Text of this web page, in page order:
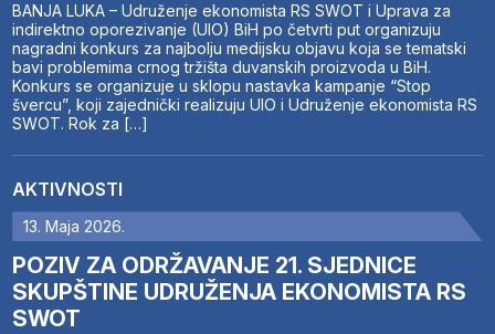
BANJA LUKA – Udruženje ekonomista RS SWOT i Uprava za
indirektno oporezivanje (UIO) BiH po četvrti put organizuju
nagradni konkurs za najbolju medijsku objavu koja se tematski
bavi problemima crnog tržišta duvanskih proizvoda u BiH.
Konkurs se organizuje u sklopu nastavka kampanje “Stop
švercu”, koji zajednički realizuju UIO i Udruženje ekonomista RS
SWOT. Rok za […]
AKTIVNOSTI
13. Maja 2026.
POZIV ZA ODRŽAVANJE 21. SJEDNICE
SKUPŠTINE UDRUŽENJA EKONOMISTA RS
SWOT